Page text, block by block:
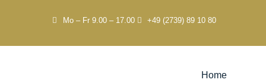
Mo – Fr 9.00 – 17.00 +49 (2739) 89 10 80
Home